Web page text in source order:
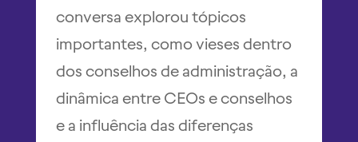
conversa explorou tópicos
importantes, como vieses dentro
dos conselhos de administração, a
dinâmica entre CEOs e conselhos
e a influência das diferenças